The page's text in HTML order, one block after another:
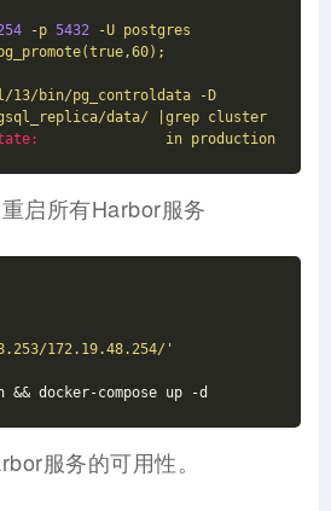
-p 5432 -U postgres
bin/pg_controldata
-D
data/
|grep cluster
in production
启所有Harbor服务
172.19.48.254/'
&& docker-compose up -d
服务的可用性。